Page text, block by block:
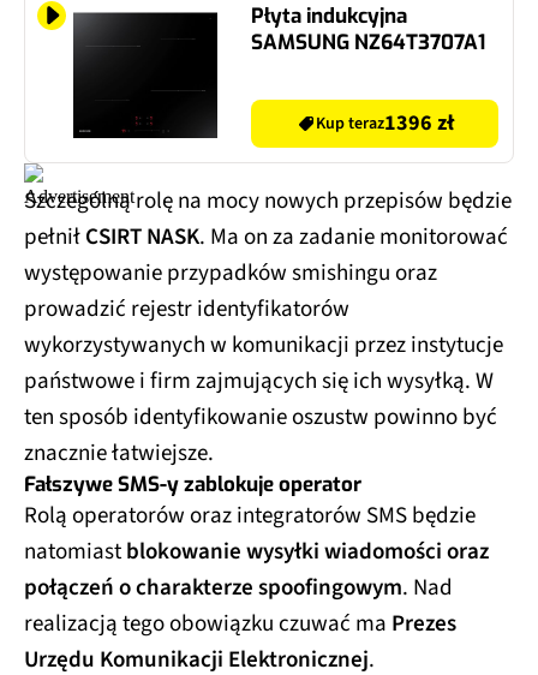
Płyta indukcyjna
SAMSUNG NZ64T3707A1
Kup teraz1396 zł
Szczególną rolę na mocy nowych przepisów będzie
pełniłCSIRT NASK. Ma on za zadanie monitorować
występowanie przypadków smishingu oraz
prowadzić rejestr identyfikatorów
wykorzystywanych w komunikacji przez instytucje
państwowe i firm zajmujących się ich wysyłką. W
ten sposób identyfikowanie oszustw powinno być
znacznie łatwiejsze.
Fałszywe SMS-y zablokuje operator
Rolą operatorów oraz integratorów SMS będzie
natomiastblokowanie wysyłki wiadomości oraz
połączeń o charakterze spoofingowym. Nad
realizacją tego obowiązku czuwać ma Prezes
Urzędu Komunikacji Elektronicznej.